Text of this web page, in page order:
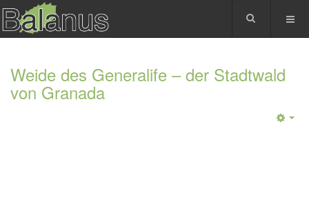
Weide des Generalife – der Stadtwald
von Granada